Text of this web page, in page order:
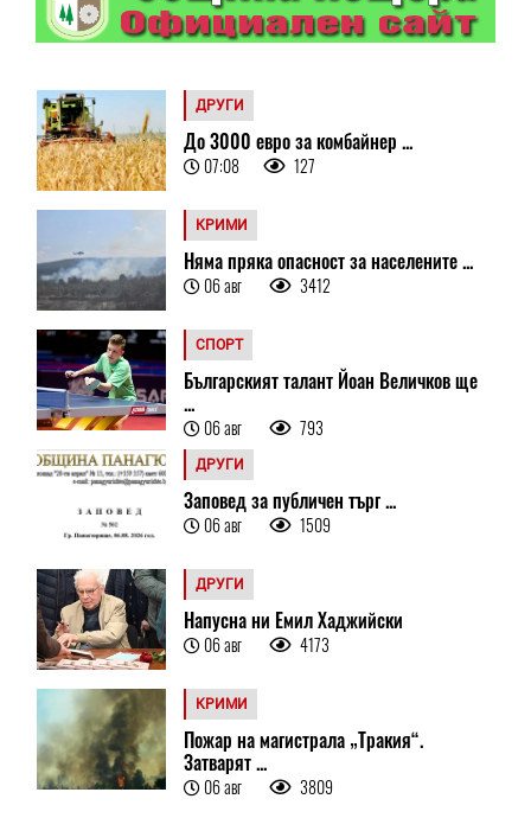
ДРУГИ
До 3000 евро за комбайнер ...
07:08 127
КРИМИ
Няма пряка опасност за населените ...
06 авг 3412
СПОРТ
Българският талант Йоан Величков ще
...
06 авг 793
ДРУГИ
Заповед за публичен търг ...
06 авг 1509
ДРУГИ
Напусна ни Емил Хаджийски
06 авг 4173
КРИМИ
Пожар на магистрала „Тракия“.
Затварят ...
06 авг 3809